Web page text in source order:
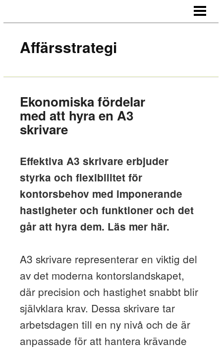
KONTAKT
Affärsstrategi
Ekonomiska fördelar
med att hyra en A3
skrivare
Effektiva A3 skrivare erbjuder
styrka och flexibilitet för
kontorsbehov med imponerande
hastigheter och funktioner och det
går att hyra dem. Läs mer här.
A3 skrivare representerar en viktig del
av det moderna kontorslandskapet,
där precision och hastighet snabbt blir
självklara krav. Dessa skrivare tar
arbetsdagen till en ny nivå och de är
anpassade för att hantera krävande